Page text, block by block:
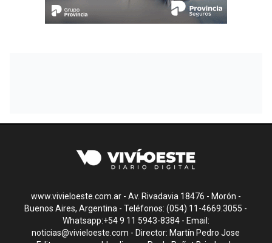
www.vivieloeste.com.ar - Av. Rivadavia 18476 - Morón -
Buenos Aires, Argentina - Teléfonos: (054) 11-4669.3055 -
Whatsapp:+54 9 11 5943-8384 - Email:
noticias@vivieloeste.com - Director: Martín Pedro Jose